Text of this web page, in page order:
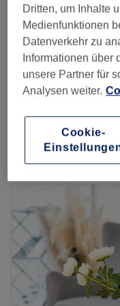
1 Std.
& Hals
1 Std. 30 Min.
1 Std. 30 Min.
Schnellansicht
Mittwoch
Donnerstag
Freitag
Samstag
Sonntag
Dritten, um Inhalte
Medienfunktionen
Datenverkehr zu
Informationen über
unsere Partner für
Analysen weiter.
Cookie-